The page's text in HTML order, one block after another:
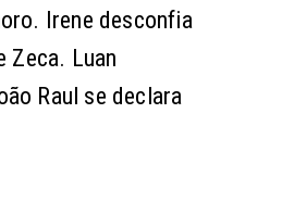
Irene desconfia
Zeca. Luan
Raul se declara